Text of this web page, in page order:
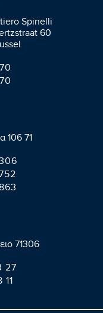
Spinelli
60
106 71
71306
27